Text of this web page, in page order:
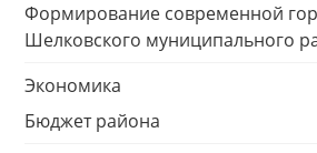
Формирование современной
Шелковского муниципального
Экономика
Бюджет района